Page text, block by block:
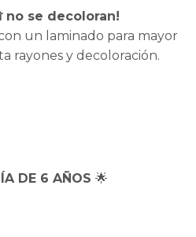
no se decoloran!
un laminado para mayor
rayones y decoloración.
DE 6 AÑOS 🌟